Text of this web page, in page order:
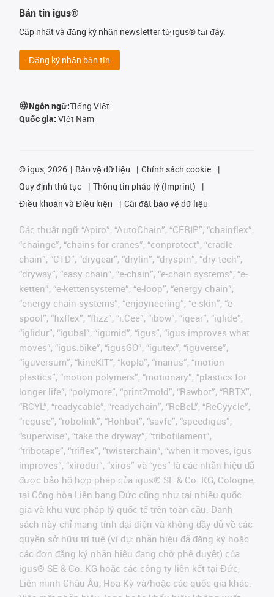
Bản tin igus®
Cập nhật và đăng ký nhận newsletter từ igus® tại đây.
Đăng ký nhận bản tin
Ngôn ngữ:Tiếng Việt
Quốc gia: Việt Nam
© igus, 2026 Bảo vệ dữ liệu
Chính sách cookie
Quy định thủ tục
Thông tin pháp lý (Imprint)
Điều khoản và Điều kiện
Cài đặt bảo vệ dữ liệu
Các thuật ngữ “Apiro”, “AutoChain”, “CFRIP”, “chainflex”,
“chainge”, “chains for cranes”, “conprotect”, “cradle-
chain”, “CTD”, “drygear”, “drylin”, “dryspin”, “dry-tech”,
“dryway”, “easy chain”, “e-chain”, “e-chain systems”, “e-
ketten”, “e-kettensysteme”, “e-loop”, “energy chain”,
“energy chain systems”, “enjoyneering”, “e-skin”, “e-
spool”, “fixflex”, “flizz”, “i.Cee”, “ibow”, “igear”, “iglide”,
“iglidur”, “igubal”, “igumid”, “igus”, “igus improves what
moves”, “igus:bike”, “igusGO”, “igutex”, “iguverse”,
“iguversum”, “kineKIT”, “kopla”, “manus”, “motion
plastics”, “motion polymers”, “motionary”, “plastics for
longer life”, “polymore”, “print2mold”, “Rawbot”, “RBTX”,
“RCYL”, “readycable”, “readychain”, “ReBeL”, “ReCyycle”,
“reguse”, “robolink”, “Rohbot”, “savfe”, “speedigus”,
“superwise”, “take the dryway”, “tribofilament”,
“tribotape”, “triflex”, “twisterchain”, “when it moves, igus
improves”, “xirodur”, “xiros” và “yes” là các nhãn hiệu đã
được bảo hộ hợp pháp của igus® SE & Co. KG, Cologne,
tại Cộng hòa Liên bang Đức cũng như tại nhiều quốc
gia và khu vực pháp lý quốc tế trên toàn cầu. Danh
sách này chỉ mang tính đại diện và không đầy đủ về các
quyền sở hữu trí tuệ (ví dụ: nhãn hiệu đã đăng ký hoặc
các đơn đăng ký nhãn hiệu đang chờ phê duyệt) của
igus® SE & Co. KG hoặc các công ty liên kết tại Đức,
Liên minh Châu Âu, Hoa Kỳ và/hoặc các quốc gia khác.